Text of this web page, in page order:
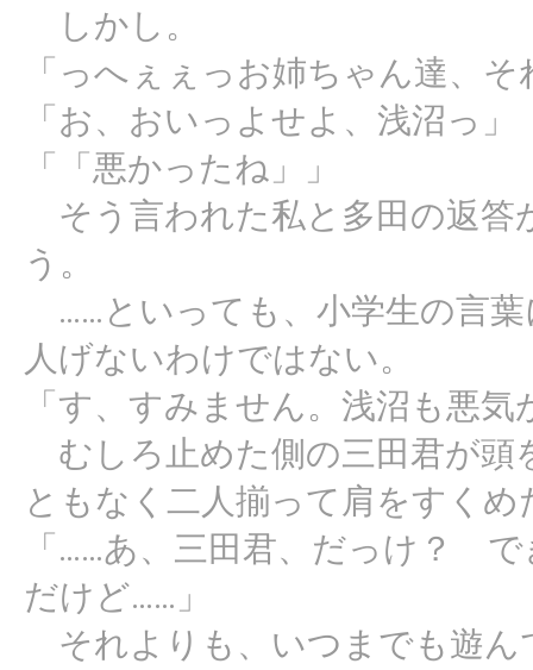
しかし。
「っへぇぇっお姉ちゃん達、
「お、おいっよせよ、浅沼っ」
「「悪かったね」」
そう言われた私と多田の返答
う。
……といっても、小学生の言
人げないわけではない。
「す、すみません。浅沼も悪
むしろ止めた側の三田君が頭
ともなく二人揃って肩をすくめ
「……あ、三田君、だっけ？
だけど……」
それよりも、いつまでも遊ん